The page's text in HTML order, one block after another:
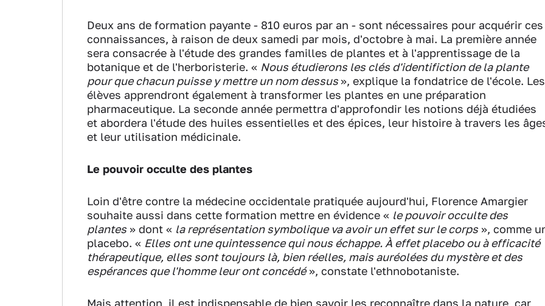
Deux ans de formation payante - 810 euros par an - sont nécessaires pour acquérir ces
connaissances, à raison de deux samedi par mois, d'octobre à mai. La première année
sera consacrée à l'étude des grandes familles de plantes et à l'apprentissage de la
botanique et de l'herboristerie. « Nous étudierons les clés d'identifiction de la plante
pour que chacun puisse y mettre un nom dessus », explique la fondatrice de l'école. Les
élèves apprendront également à transformer les plantes en une préparation
pharmaceutique. La seconde année permettra d'approfondir les notions déjà étudiées
et abordera l'étude des huiles essentielles et des épices, leur histoire à travers les
et leur utilisation médicinale.
Le pouvoir occulte des plantes
Loin d'être contre la médecine occidentale pratiquée aujourd'hui, Florence Amargier
souhaite aussi dans cette formation mettre en évidence « le pouvoir occulte des
plantes » dont « la représentation symbolique va avoir un effet sur le corps », comme
placebo. « Elles ont une quintessence qui nous échappe. À effet placebo ou à efficacité
thérapeutique, elles sont toujours là, bien réelles, mais auréolées du mystère et des
espérances que l'homme leur ont concédé», constate l'ethnobotaniste.
Mais attention, il est indispensable de bien savoir les reconnaître dans la nature, car